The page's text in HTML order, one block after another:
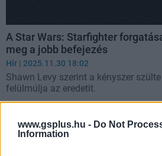
www.gsplus.hu - Do Not
Information
A Star Wars: Starfighter
meg a jobb befejezés
Hír | 2025.11.30 18:02
Shawn Levy szerint a kényszer
felülmúlja az eredetit.